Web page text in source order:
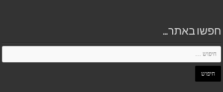
חפשו באתר…